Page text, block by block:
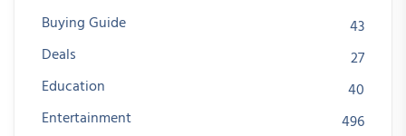
Buying Guide
43
Deals
27
Education
40
Entertainment
496